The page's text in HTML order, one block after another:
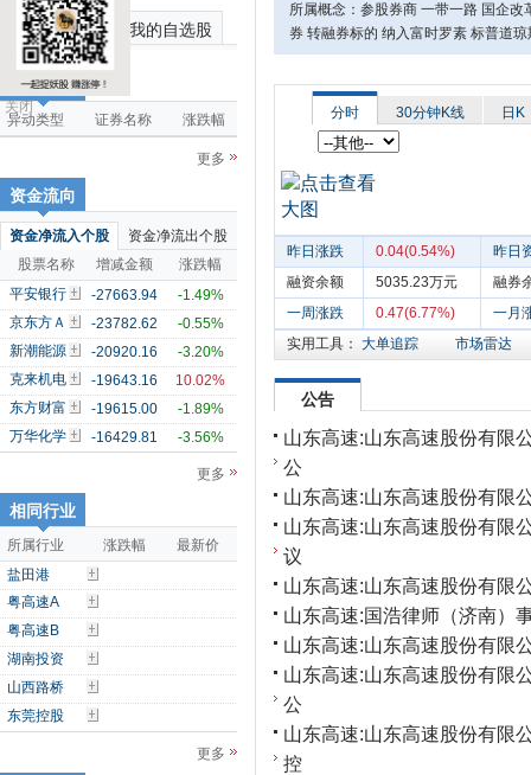
关闭
最近浏览个股 我的自选股
市场雷达
异动类型 证券名称 涨跌幅
更多
资金流向
资金净流入个股
资金净流出个股
股票名称
增减金额
涨跌幅
平安银行
-27663.94
-1.49%
京东方Ａ
-23782.62
-0.55%
新潮能源
-20920.16
-3.20%
克来机电
-19643.16
10.02%
东方财富
-19615.00
-1.89%
万华化学
-16429.81 -3.56%
更多
相同行业
所属行业 涨跌幅
最新价
盐田港
粤高速A
粤高速B
湖南投资
山西路桥
东莞控股
更多
所属概念：参股券商 一带一路 国企
券 转融券标的 纳入富时罗素 标普道
分时 30分钟K线 日K
昨日涨跌 0.04(0.54%)
昨日
融资余额
5035.23万元
融券
一周涨跌
0.47(6.77%)
一月
实用工具： 大单追踪 市场雷达
公告
山东高速:山东高速股份有限
公
山东高速:山东高速股份有限
山东高速:山东高速股份有限
议
山东高速:山东高速股份有限
山东高速:国浩律师（济南）
山东高速:山东高速股份有限
山东高速:山东高速股份有限
公
山东高速:山东高速股份有限
控